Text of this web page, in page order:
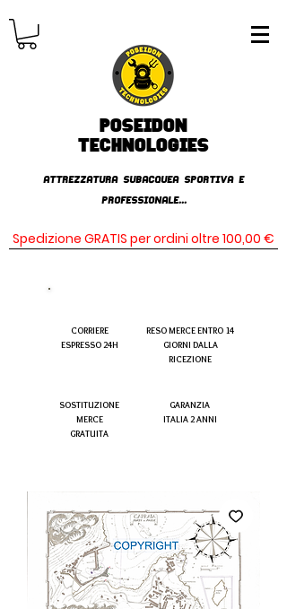
Poseidon
TECHNOLOGIES
AttrezzaturA subacqueA SPORTIVA E
PROFESSIONALE...
Spedizione GRATIS per ordini oltre 100,00 €
CORRIERE
ESPRESSO 24H
SOSTITUZIONE
MERCE
GRATUITA
RESO MERCE ENTRO 14
GIORNI DALLA
RICEZIONE
GARANZIA
ITALIA 2 ANNI